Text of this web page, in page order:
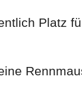
Platz